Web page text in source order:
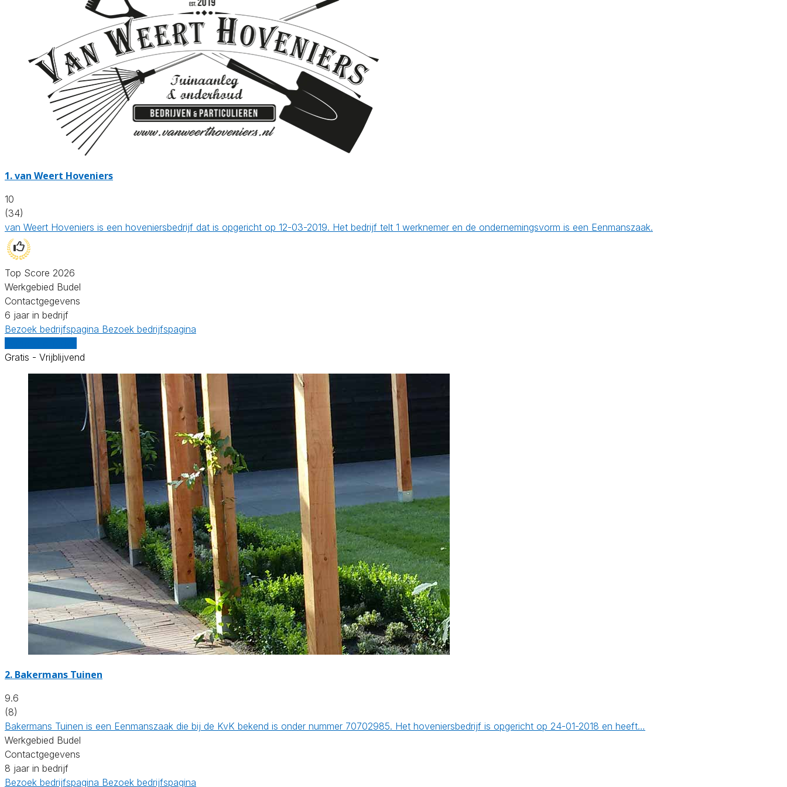
1.van Weert Hoveniers
10
(34)
van Weert Hoveniers is een hoveniersbedrijf dat is opgericht op 12-03-2019. Het bedrijf telt 1 werknemer en de ondernemingsvorm is een Eenmanszaak.
Top Score 2026
Werkgebied Budel
Contactgegevens
6 jaar in bedrijf
Bezoek bedrijfspagina Bezoek bedrijfspagina
Gratis - Vrijblijvend
2. Bakermans Tuinen
9.6
(8)
Bakermans Tuinen is een Eenmanszaak die bij de KvK bekend is onder nummer 70702985. Het hoveniersbedrijf is opgericht op 24-01-2018 en heeft…
Werkgebied Budel
Contactgegevens
8 jaar in bedrijf
Bezoek bedrijfspagina Bezoek bedrijfspagina